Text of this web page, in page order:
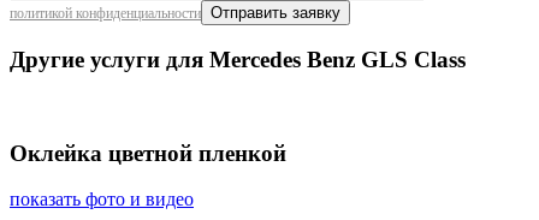
политикой конфиденциальности
Другие услуги для Mercedes Benz GLS Class
Оклейка цветной пленкой
показать фото и видео